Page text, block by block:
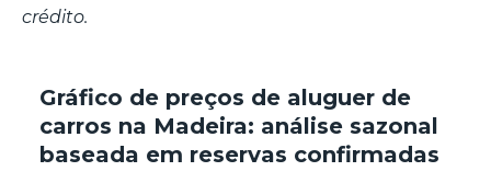
crédito.
Gráfico de preços de aluguer de
carros na Madeira: análise sazonal
baseada em reservas confirmadas